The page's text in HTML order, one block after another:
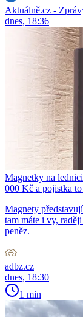
Aktuálně.cz -
dnes, 18:36
Magnetky na
000 Kč a pojistka
Magnety
tam máte i vy,
peněz.
adbz.cz
dnes, 18:30
1 min